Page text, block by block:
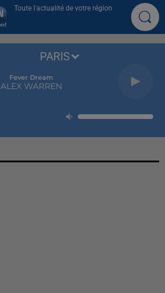
Toute l'actualité de votre région
Fever Dream
ALEX WARREN
PARIS